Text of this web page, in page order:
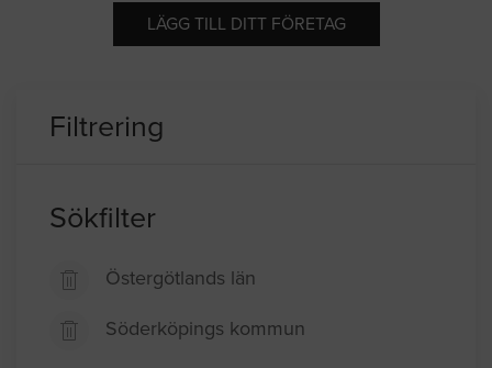
LÄGG TILL DITT FÖRETAG
Filtrering
Sökfilter
Östergötlands län
Söderköpings kommun